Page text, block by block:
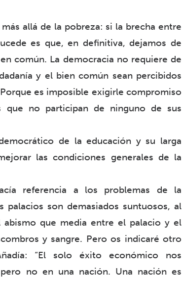
allá de la pobreza: si la brecha entre
es que, en definitiva, dejamos de
común. La democracia no requiere de
y el bien común sean percibidos
es imposible exigirle compromiso
que no participan de ninguno de sus
de la educación y su larga
las condiciones generales de la
referencia a los problemas de la
palacios son demasiados suntuosos, al
abismo que media entre el palacio y el
y sangre. Pero os indicaré otro
“El solo éxito económico nos
no en una nación. Una nación es